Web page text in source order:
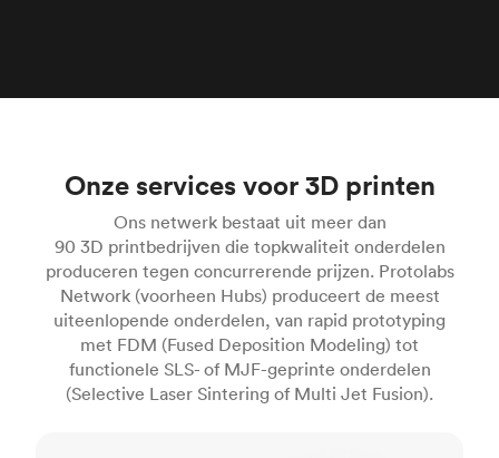
Onze services voor 3D printen
Ons netwerk bestaat uit meer dan
90 3D printbedrijven die topkwaliteit onderdelen
produceren tegen concurrerende prijzen. Protolabs
Network (voorheen Hubs) produceert de meest
uiteenlopende onderdelen, van rapid prototyping
met FDM (Fused Deposition Modeling) tot
functionele SLS- of MJF-geprinte onderdelen
(Selective Laser Sintering of Multi Jet Fusion).